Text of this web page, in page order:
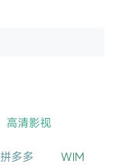
高清影视
拼多多 WIM